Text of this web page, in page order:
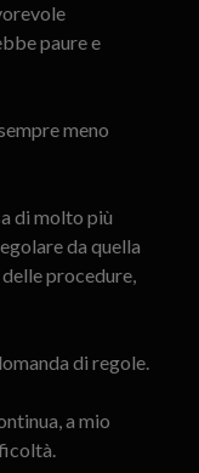
paure e
meno
di molto più
da quella
procedure,
di regole.
a mio